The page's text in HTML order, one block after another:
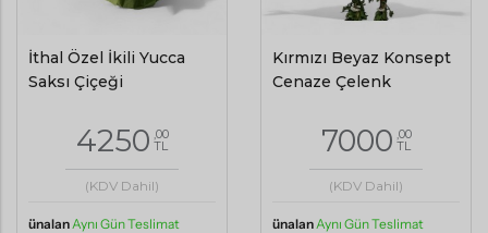
İthal Özel İkili Yucca
Saksı Çiçeği
4250 ,00
TL
(KDV Dahil)
ünalan Aynı Gün Teslimat
Kırmızı Beyaz Konsept
Cenaze Çelenk
7000 ,00
TL
(KDV Dahil)
ünalan Aynı Gün Teslimat